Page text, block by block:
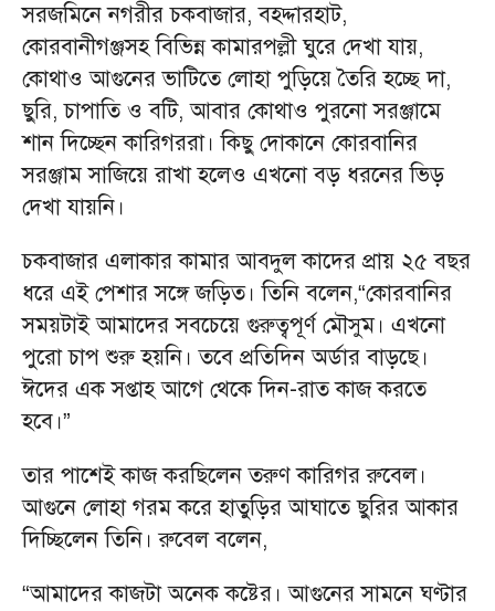
সরজমিনে নগরীর চকবাজার, বহদ্দারহাট,
কোরবানীগঞ্জসহ বিভিন্ন কামারপল্লী ঘুরে দেখা যায়,
কোথাও আগুনের ভাটিতে লোহা পুড়িয়ে তৈরি হচ্ছে দা,
ছুরি, চাপাতি ও বটি, আবার কোথাও পুরনো সরঞ্জামে
শান দিচ্ছেন কারিগররা। কিছু দোকানে কোরবানির
সরঞ্জাম সাজিয়ে রাখা হলেও এখনো বড় ধরনের ভিড়
দেখা যায়নি।
চকবাজার এলাকার কামার আবদুল কাদের প্রায় ২৫ বছর
ধরে এই পেশার সঙ্গে জড়িত। তিনি বলেন,“কোরবানির
সময়টাই আমাদের সবচেয়ে গুরুত্বপূর্ণ মৌসুম। এখনো
পুরো চাপ শুরু হয়নি। তবে প্রতিদিন অর্ডার বাড়ছে।
ঈদের এক সপ্তাহ আগে থেকে দিন-রাত কাজ করতে
হবে।”
তার পাশেই কাজ করছিলেন তরুণ কারিগর রুবেল।
আগুনে লোহা গরম করে হাতুড়ির আঘাতে ছুরির আকার
দিচ্ছিলেন তিনি। রুবেল বলেন,
“আমাদের কাজটা অনেক কষ্টের। আগুনের সামনে ঘণ্টার